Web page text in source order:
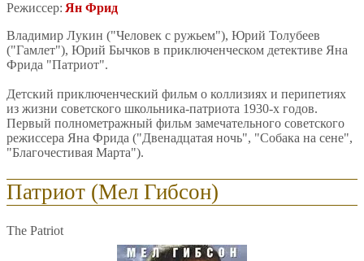
Режиссер: Ян Фрид
Владимир Лукин ("Человек с ружьем"), Юрий Толубеев
("Гамлет"), Юрий Бычков в приключенческом детективе Яна
Фрида "Патриот".
Детский приключенческий фильм о коллизиях и перипетиях
из жизни советского школьника-патриота 1930-х годов.
Первый полнометражный фильм замечательного советского
режиссера Яна Фрида ("Двенадцатая ночь", "Собака на сене",
"Благочестивая Марта").
Патриот (Мел Гибсон)
The Patriot